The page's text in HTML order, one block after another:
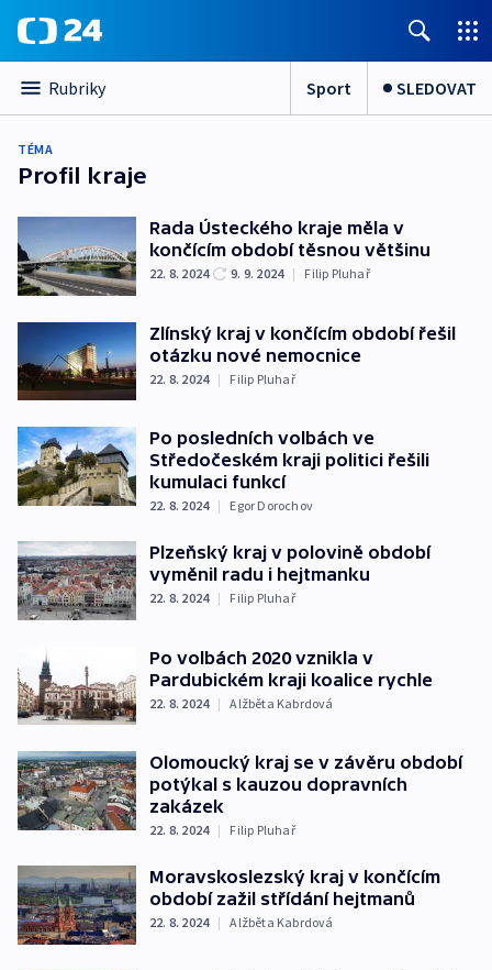
Rubriky Sport SLEDOVAT
TÉMA
Profil kraje
Rada Ústeckého kraje měla v
končícím období těsnou většinu
22. 8. 2024 9. 9. 2024 | Filip Pluhař
Zlínský kraj v končícím období řešil
otázku nové nemocnice
22. 8. 2024 | Filip Pluhař
Po posledních volbách ve
Středočeském kraji politici řešili
kumulaci funkcí
22. 8. 2024 | Egor Dorochov
Plzeňský kraj v polovině období
vyměnil radu i hejtmanku
22. 8. 2024 | Filip Pluhař
Po volbách 2020 vznikla v
Pardubickém kraji koalice rychle
22. 8. 2024 | Alžběta Kabrdová
Olomoucký kraj se v závěru období
potýkal s kauzou dopravních
zakázek
22. 8. 2024 | Filip Pluhař
Moravskoslezský kraj v končícím
období zažil střídání hejtmanů
22. 8. 2024 | Alžběta Kabrdová